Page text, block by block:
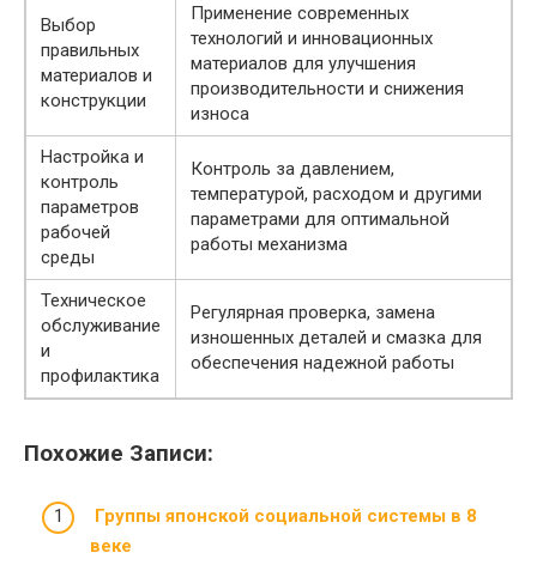
Выбор
правильных
материалов и
конструкции
Применение современных
технологий и инновационных
материалов для улучшения
производительности и снижения
износа
Настройка и
контроль
параметров
рабочей
среды
Контроль за давлением,
температурой, расходом и другими
параметрами для оптимальной
работы механизма
Техническое
обслуживание
и
профилактика
Регулярная проверка, замена
изношенных деталей и смазка для
обеспечения надежной работы
Похожие Записи:
Группы японской социальной системы в 8
веке